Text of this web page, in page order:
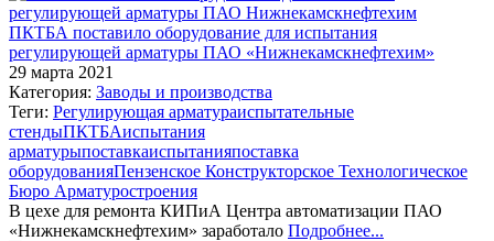
ПКТБА поставило оборудование для испытания
регулирующей арматуры ПАО «Нижнекамскнефтехим»
29 марта 2021
Категория: Заводы и производства
Теги: Регулирующая арматураиспытательные
стендыПКТБАиспытания
арматурыпоставкаиспытанияпоставка
оборудованияПензенское Конструкторское Технологическое
Бюро Арматуростроения
В цехе для ремонта КИПиА Центра автоматизации ПАО
«Нижнекамскнефтехим» заработало Подробнее...